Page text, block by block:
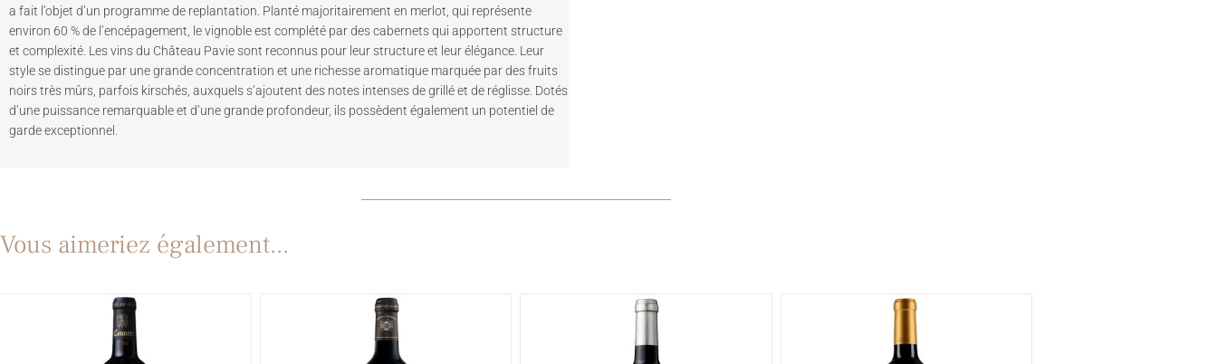
a fait l’objet d’un programme de replantation. Planté majoritairement en merlot, qui représente
environ 60 % de l’encépagement, le vignoble est complété par des cabernets qui apportent structure
et complexité. Les vins du Château Pavie sont reconnus pour leur structure et leur élégance. Leur
style se distingue par une grande concentration et une richesse aromatique marquée par des fruits
noirs très mûrs, parfois kirschés, auxquels s’ajoutent des notes intenses de grillé et de réglisse. Dotés
d’une puissance remarquable et d’une grande profondeur, ils possèdent également un potentiel de
garde exceptionnel.
Vous aimeriez également...